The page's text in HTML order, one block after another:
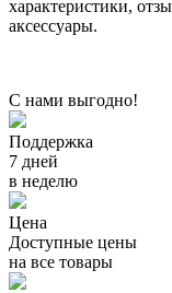
характеристики,
аксессуары.
С нами выгодно!
Поддержка
7 дней
в неделю
Цена
Доступные цены
на все товары